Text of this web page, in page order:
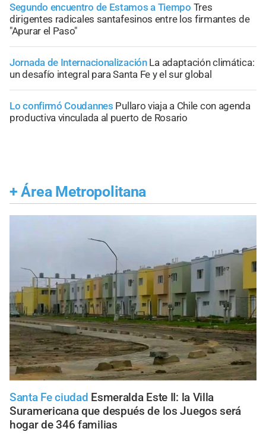
Segundo encuentro de Estamos a Tiempo Tres
dirigentes radicales santafesinos entre los firmantes de
"Apurar el Paso"
Jornada de Internacionalización La adaptación climática:
un desafío integral para Santa Fe y el sur global
Lo confirmó Coudannes Pullaro viaja a Chile con agenda
productiva vinculada al puerto de Rosario
+ Área Metropolitana
Santa Fe ciudad Esmeralda Este II: la Villa
Suramericana que después de los Juegos será
hogar de 346 familias